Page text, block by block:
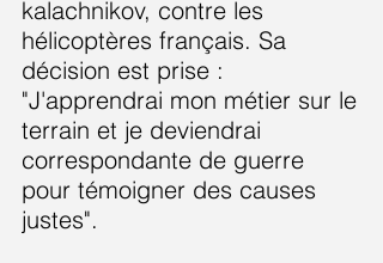
kalachnikov, contre les
hélicoptères français. Sa
décision est prise :
"J'apprendrai mon métier sur le
terrain et je deviendrai
correspondante de guerre
pour témoigner des causes
justes".